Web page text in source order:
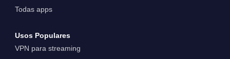
Todas apps
Usos Populares
VPN para streaming